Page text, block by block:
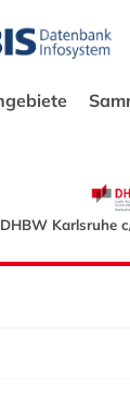
DHBW Karlsruhe